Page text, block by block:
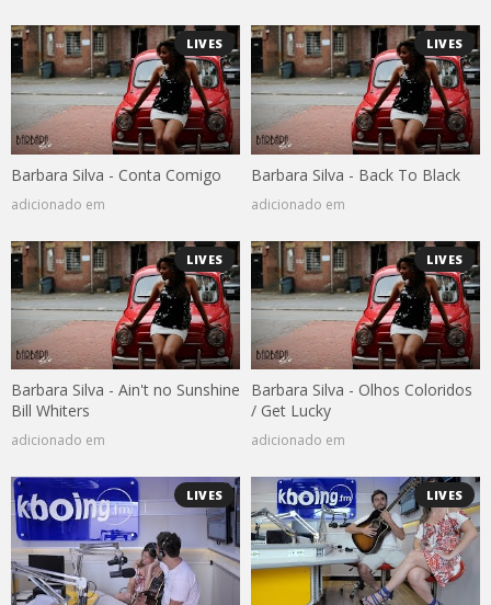
LIVES
Barbara Silva - Conta Comigo
adicionado em
LIVES
Barbara Silva - Back To Black
adicionado em
LIVES
Barbara Silva - Ain't no Sunshine
Bill Whiters
adicionado em
LIVES
Barbara Silva - Olhos Coloridos
/ Get Lucky
adicionado em
LIVES LIVES